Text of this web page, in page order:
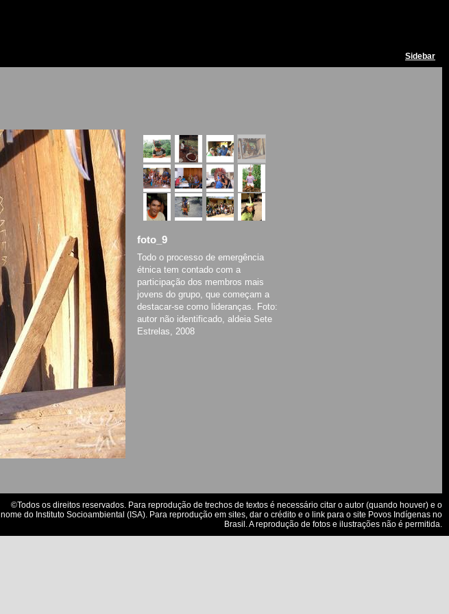
Sidebar
foto_9
Todo o processo de emergência
étnica tem contado com a
participação dos membros mais
jovens do grupo, que começam a
destacar-se como lideranças. Foto:
autor não identificado, aldeia Sete
Estrelas, 2008
©Todos os direitos reservados. Para reprodução de trechos de textos é necessário citar o autor (quando houver) e o
nome do Instituto Socioambiental (ISA). Para reprodução em sites, dar o crédito e o link para o site Povos Indígenas no
Brasil. A reprodução de fotos e ilustrações não é permitida.